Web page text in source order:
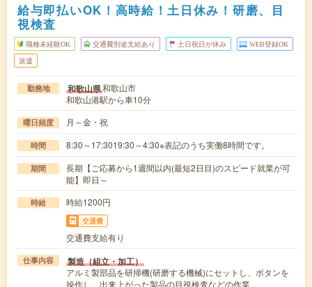
給与即払いOK！高時給！土日休み！研磨、目
視検査
職種未経験OK 交通費別途支給あり 土日祝日が休み WEB登録OK
派遣
勤務地 和歌山県和歌山市
和歌山港駅から車10分
曜日頻度 月～金・祝
時間 8:30～17:3019:30～4:30※表記のうち実働8時間です。
期間
長期【ご応募から1週間以内(最短2日目)のスピード就業が可
能】即日～
時給 時給1200円
交通費
交通費支給有り
仕事内容 製造（組立・加工）
アルミ製部品を研掃機(研磨する機械)にセットし、ボタンを
操作し、出来上がった製品の目視検査などの作業…